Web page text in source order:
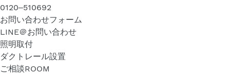
ス
キ
ッ
プ
す
る
0120‒510692
お問い合わせフォーム
LINE＠お問い合わせ
照明取付
ダクトレール設置
ご相談ROOM